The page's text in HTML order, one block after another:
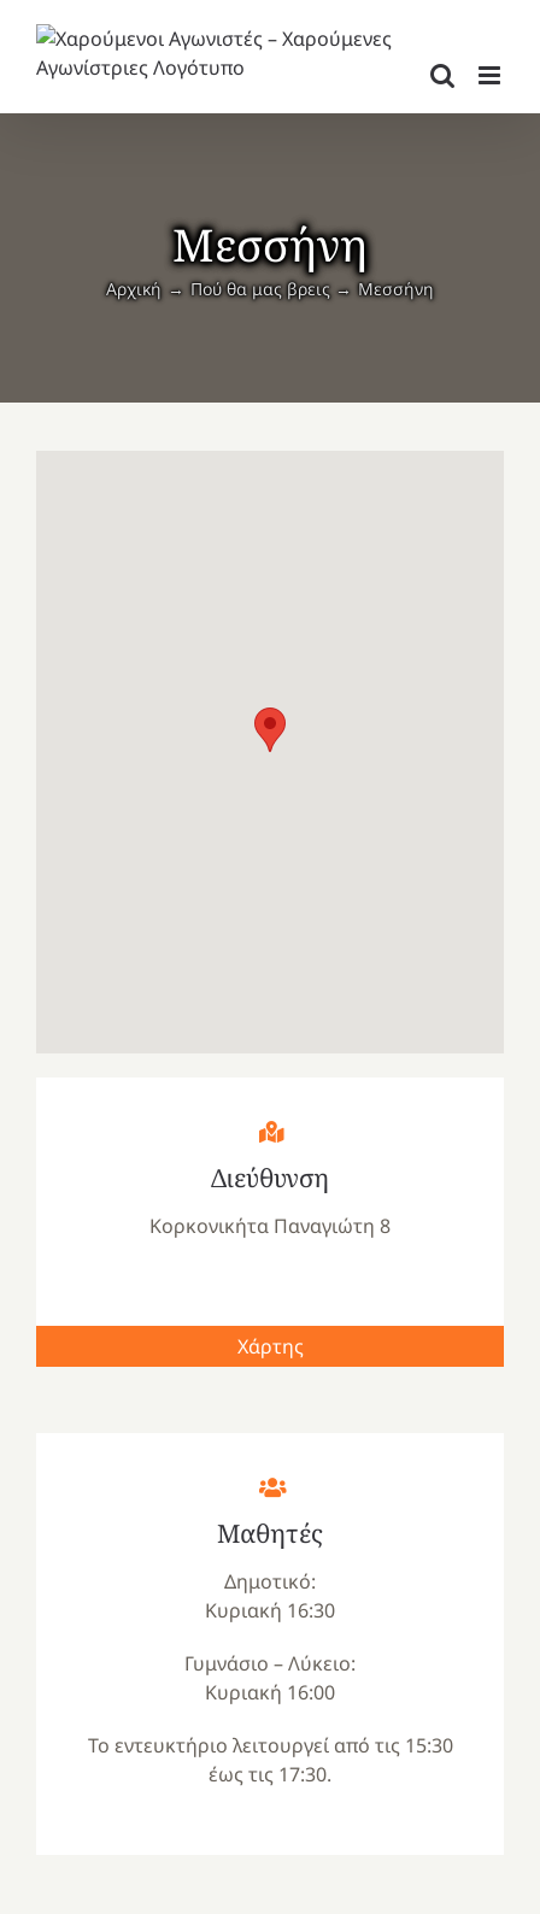
περιεχόμενο
Μεσσήνη
Αρχική Πού θα μας βρεις Μεσσήνη
Διεύθυνση
Κορκονικήτα Παναγιώτη 8
Χάρτης
Μαθητές
Δημοτικό:
Κυριακή 16:30
Γυμνάσιο – Λύκειο:
Κυριακή 16:00
Το εντευκτήριο λειτουργεί από τις 15:30
έως τις 17:30.